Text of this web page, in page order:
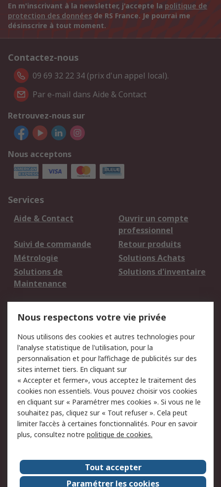
En m'inscrivant à la newsletter, j'accepte la politique de
protection des données de RS France. Je pourrai me
désinscrire à tout moment.
Contactez-nous
09 69 32 22 34 (prix d'un appel local).
Par e-mail dans Aide & Contact
Retrouvez-nous sur
Nous acceptons
Services
Aide & Contact
Ouvrir un compte
professionnel
Suivi de commande
Retour produits
Métrologie
Solutions Achats
Solutions de
Maintenance
Solutions d'inventaire
du site
Politique de protection
des données - Mise à
jour
Sécurité des E-mails
Conditions générales
de vente
Politique anti-
corruption
Campagnes marketing
A propos de RS
A propos de RS France
Evénements
Le groupe RS Group Plc
Presse
Nous respectons votre vie privée
Nous utilisons des cookies et autres technologies pour
l'analyse statistique de l'utilisation, pour la
personnalisation et pour l’affichage de publicités sur des
sites internet tiers. En cliquant sur
« Accepter et fermer», vous acceptez le traitement des
cookies non essentiels. Vous pouvez choisir vos cookies
en cliquant sur « Paramétrer mes cookies ». Si vous ne le
souhaitez pas, cliquez sur « Tout refuser ». Cela peut
limiter l’accès à certaines fonctionnalités. Pour en savoir
plus, consultez notre politique de cookies.
Tout accepter
Paramétrer les cookies